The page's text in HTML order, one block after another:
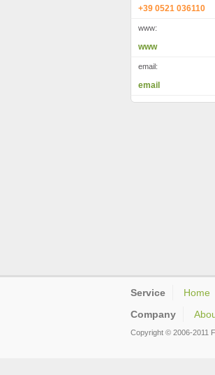
+39 0521 036110
www:
www
email:
email
Service Home
Company
Copyright © 2006-2011